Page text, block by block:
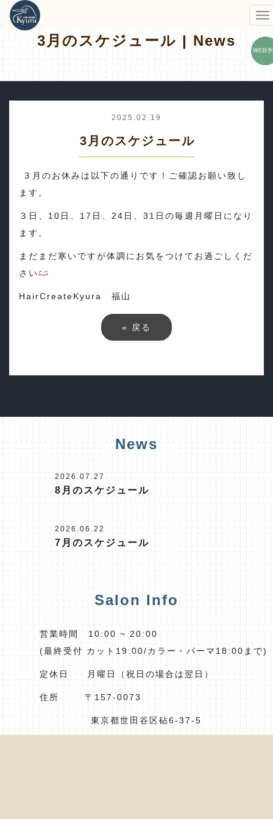
3月のスケジュール | News
2025.02.19
3月のスケジュール
３月のお休みは以下の通りです！ご確認お願い致し
ます。
３日、10日、17日、24日、31日の毎週月曜日になり
ます。
まだまだ寒いですが体調にお気をつけてお過ごしくだ
さい
HairCreateKyura 福山
« 戻る
News
2026.07.27
8月のスケジュール
2026.06.22
7月のスケジュール
Salon Info
営業時間 10:00 ~ 20:00
(最終受付 カット19:00/カラー・パーマ18:00まで)
定休日 月曜日（祝日の場合は翌日）
住所 〒157-0073
東京都世田谷区砧6-37-5